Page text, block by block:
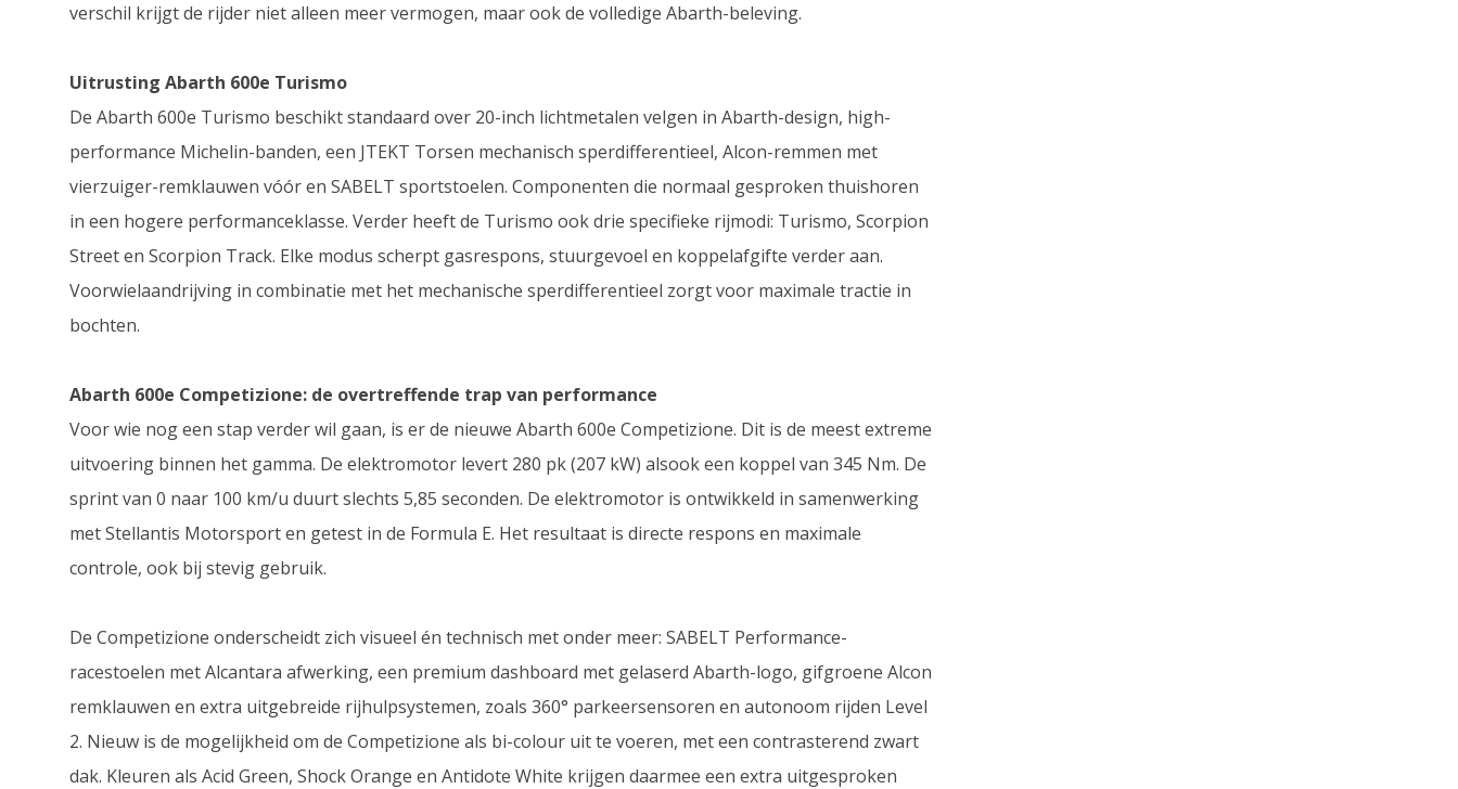
verschil krijgt de rijder niet alleen meer vermogen, maar ook de volledige Abarth-beleving.
Uitrusting Abarth 600e Turismo
De Abarth 600e Turismo beschikt standaard over 20-inch lichtmetalen velgen in Abarth-design, high-
performance Michelin-banden, een JTEKT Torsen mechanisch sperdifferentieel, Alcon-remmen met
vierzuiger-remklauwen vóór en SABELT sportstoelen. Componenten die normaal gesproken thuishoren
in een hogere performanceklasse. Verder heeft de Turismo ook drie specifieke rijmodi: Turismo, Scorpion
Street en Scorpion Track. Elke modus scherpt gasrespons, stuurgevoel en koppelafgifte verder aan.
Voorwielaandrijving in combinatie met het mechanische sperdifferentieel zorgt voor maximale tractie in
bochten.
Abarth 600e Competizione: de overtreffende trap van performance
Voor wie nog een stap verder wil gaan, is er de nieuwe Abarth 600e Competizione. Dit is de meest extreme
uitvoering binnen het gamma. De elektromotor levert 280 pk (207 kW) alsook een koppel van 345 Nm. De
sprint van 0 naar 100 km/u duurt slechts 5,85 seconden. De elektromotor is ontwikkeld in samenwerking
met Stellantis Motorsport en getest in de Formula E. Het resultaat is directe respons en maximale
controle, ook bij stevig gebruik.
De Competizione onderscheidt zich visueel én technisch met onder meer: SABELT Performance-
racestoelen met Alcantara afwerking, een premium dashboard met gelaserd Abarth-logo, gifgroene Alcon
remklauwen en extra uitgebreide rijhulpsystemen, zoals 360° parkeersensoren en autonoom rijden Level
2. Nieuw is de mogelijkheid om de Competizione als bi-colour uit te voeren, met een contrasterend zwart
dak. Kleuren als Acid Green, Shock Orange en Antidote White krijgen daarmee een extra uitgesproken